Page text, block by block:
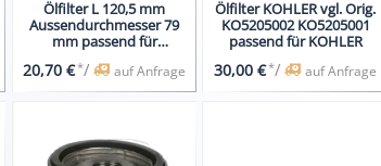
Ölfilter L 120,5 mm
Aussendurchmesser 79
mm passend für
20,70 €*/ auf Anfrage
Ölfilter KOHLER vgl. Orig.
KO5205002 KO5205001
passend für KOHLER
30,00 €*/ auf Anfrage